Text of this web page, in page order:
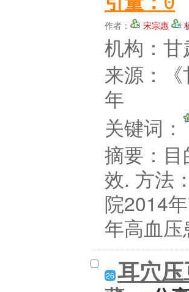
作者： 宋宗惠
机构：
来源：
年
关键词：
摘要：
效. 方法
院2014
年高血
26 耳穴